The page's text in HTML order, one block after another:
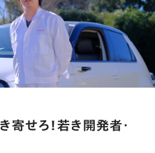
寄せろ！若き開発者・